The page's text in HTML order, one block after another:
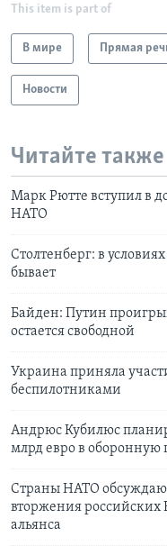
This item is part of
В мире Прямая
Новости
Читайте также
Марк Рютте вступил в
НАТО
Столтенберг: в
бывает
Байден: Путин
остается свободной
Украина приняла
беспилотниками
Андрюс Кубилюс
млрд евро в
Страны НАТО
вторжения российских
альянса